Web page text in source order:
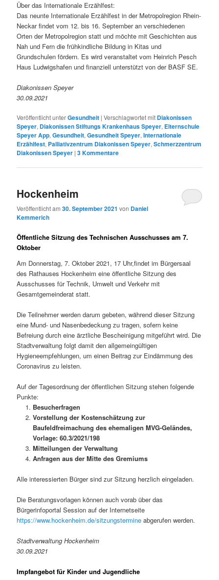
Über das Internationale Erzählfest:
Das neunte Internationale Erzählfest in der Metropolregion Rhein-
Neckar findet vom 12. bis 16. September an verschiedenen
Orten der Metropolregion statt und möchte mit Geschichten aus
Nah und Fern die frühkindliche Bildung in Kitas und
Grundschulen fördern. Es wird veranstaltet vom Heinrich Pesch
Haus Ludwigshafen und finanziell unterstützt von der BASF SE.
Diakonissen Speyer
30.09.2021
Veröffentlicht unterGesundheit |Verschlagwortet mit Diakonissen
Speyer, Diakonissen Stiftungs Krankenhaus Speyer, Elternschule
Speyer App,Gesundheit,Gesundheit Speyer,Internationale
Erzählfest, Palliativzentrum Diakonissen Speyer,Schmerzzentrum
Diakonissen Speyer |3Kommentare
Hockenheim
Veröffentlicht am30. September 2021 von Daniel
Kemmerich
Öffentliche Sitzung des Technischen Ausschusses am 7.
Oktober
Am Donnerstag, 7. Oktober 2021, 17 Uhr,findet im Bürgersaal
des Rathauses Hockenheim eine öffentliche Sitzung des
Ausschusses für Technik, Umwelt und Verkehr mit
Gesamtgemeinderat statt.
Die Teilnehmer werden darum gebeten, während dieser Sitzung
eine Mund- und Nasenbedeckung zu tragen, sofern keine
Befreiung durch eine ärztliche Bescheinigung mitgeführt wird. Die
Stadtverwaltung folgt damit den allgemeingültigen
Hygieneempfehlungen, um einen Beitrag zur Eindämmung des
Coronavirus zu leisten.
Auf der Tagesordnung der öffentlichen Sitzung stehen folgende
Punkte:
Besucherfragen
Vorstellung der Kostenschätzung zur
Baufeldfreimachung des ehemaligen MVG-Geländes,
Vorlage: 60.3/2021/198
Mitteilungen der Verwaltung
Anfragen aus der Mitte des Gremiums
Alle interessierten Bürger sind zur Sitzung herzlich eingeladen.
Die Beratungsvorlagen können auch vorab über das
Bürgerinfoportal Session auf der Internetseite
https://www.hockenheim.de/sitzungstermine abgerufen werden.
Stadtverwaltung Hockenheim
30.09.2021
Impfangebot für Kinder und Jugendliche